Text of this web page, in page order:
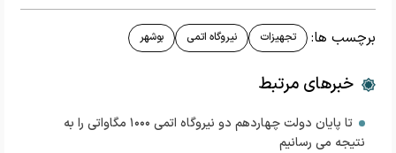
برچسب ها: تجهیزات نیروگاه اتمی بوشهر
خبرهای مرتبط
تا پایان دولت چهاردهم دو نیروگاه اتمی ۱۰۰۰ مگاواتی را به
نتیجه می رسانیم